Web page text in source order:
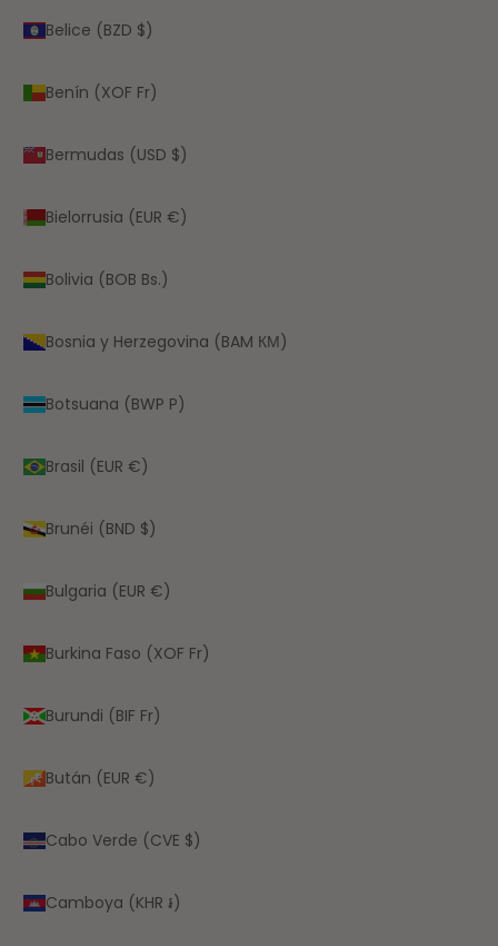
Belice (BZD $)
Benín (XOF Fr)
Bermudas (USD $)
Bielorrusia (EUR €)
Bolivia (BOB Bs.)
Bosnia y Herzegovina (BAM КМ)
Botsuana (BWP P)
Brasil (EUR €)
Brunéi (BND $)
Bulgaria (EUR €)
Burkina Faso (XOF Fr)
Burundi (BIF Fr)
Bután (EUR €)
Cabo Verde (CVE $)
Camboya (KHR ៛)